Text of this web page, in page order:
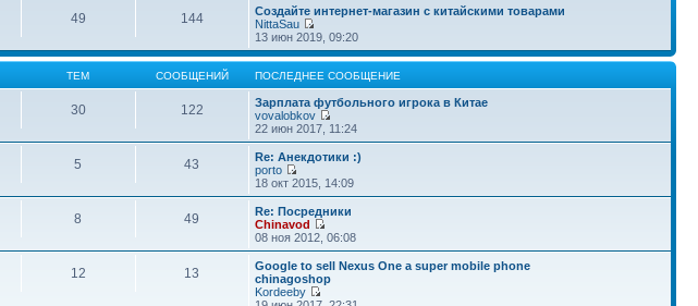
49 144
Создайте интернет-магазин с китайскими товарами
NittaSau
13 июн 2019, 09:20
ТЕМ СООБЩЕНИЙ ПОСЛЕДНЕЕ СООБЩЕНИЕ
30 122
Зарплата футбольного игрока в Китае
vovalobkov
22 июн 2017, 11:24
5 43
Re: Анекдотики :)
porto
18 окт 2015, 14:09
8 49
Re: Посредники
Chinavod
08 ноя 2012, 06:08
12 13
Google to sell Nexus One a super mobile phone
chinagoshop
Kordeeby